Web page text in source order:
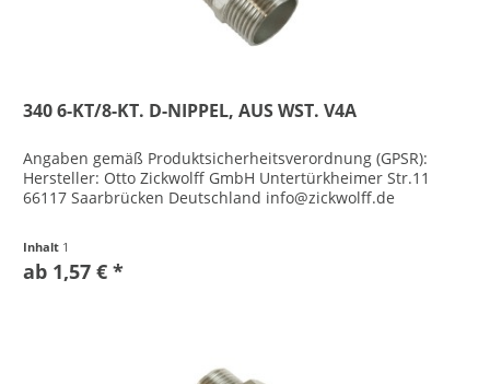
340 6-KT/8-KT. D-NIPPEL, AUS WST. V4A
Angaben gemäß Produktsicherheitsverordnung (GPSR):
Hersteller: Otto Zickwolff GmbH Untertürkheimer Str.11
66117 Saarbrücken Deutschland info@zickwolff.de
Inhalt 1
ab 1,57 € *